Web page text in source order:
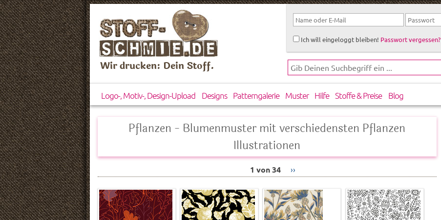
Wir drucken: Dein Stoff.
Ich will eingeloggt bleiben! Passwort vergessen?
Logo-, Motiv-, Design-Upload Designs Patterngalerie Muster Hilfe Stoffe & Preise Blog
Pflanzen - Blumenmuster mit verschiedensten Pflanzen
Illustrationen
1 von 34 ››